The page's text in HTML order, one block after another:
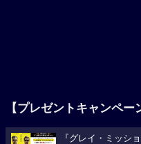
【プレゼントキャンペー
『グレイ・ミッシ